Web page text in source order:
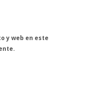
y web en este